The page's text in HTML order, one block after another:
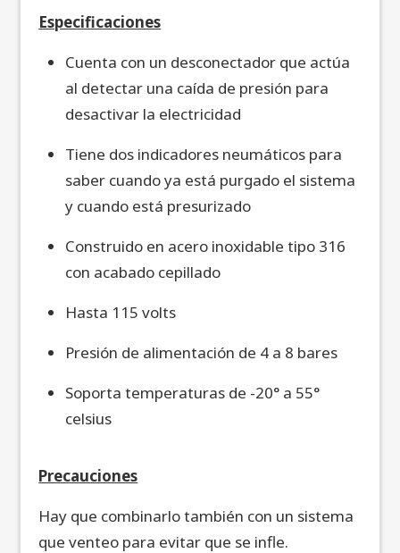
Especificaciones
Cuenta con un desconectador que actúa
al detectar una caída de presión para
desactivar la electricidad
Tiene dos indicadores neumáticos para
saber cuando ya está purgado el sistema
y cuando está presurizado
Construido en acero inoxidable tipo 316
con acabado cepillado
Hasta 115 volts
Presión de alimentación de 4 a 8 bares
Soporta temperaturas de -20° a 55°
celsius
Precauciones
Hay que combinarlo también con un sistema
que venteo para evitar que se infle.